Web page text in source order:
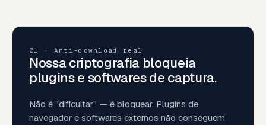
01 · Anti-download real
Nossa criptografia bloqueia
plugins e softwares de captura.
Não é "dificultar" — é bloquear. Plugins de
navegador e softwares externos não conseguem